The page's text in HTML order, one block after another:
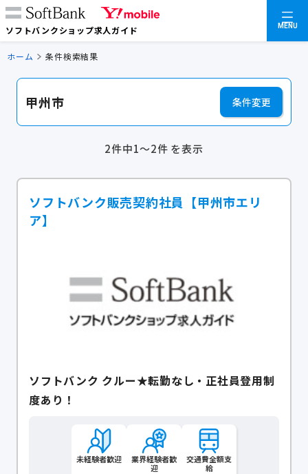
ソフトバンクショップ求人ガイド MENU
ホーム 条件検索結果
甲州市 条件変更
2件中1～2件 を表示
ソフトバンク販売契約社員【甲州市エリ
ア】
ソフトバンク クルー★転勤なし・正社員登用制
度あり！
未経験者歓迎
業界経験者歓
迎
交通費全額支
給